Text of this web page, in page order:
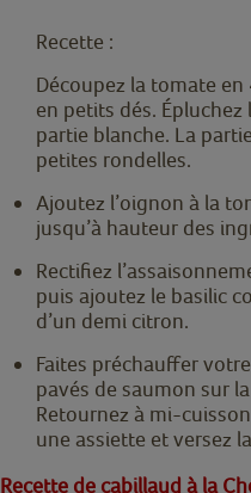
Recette :
Découpez la tomate
en petits dés.
partie blanche. La
petites rondelles.
Ajoutez l’oignon à la
jusqu’à hauteur des
Rectifiez
puis ajoutez le basilic
d’un demi citron.
Faites préchauffer
pavés de saumon sur
Retournez à mi-
une assiette et versez
Recette de cabillaud à la